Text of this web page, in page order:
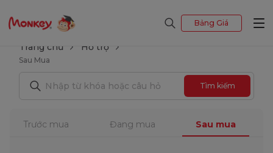
Bảng Giá
Trang chủ Hỗ trợ
Sau Mua
Tìm kiếm
Trước mua Đang mua Sau mua